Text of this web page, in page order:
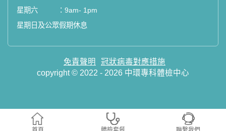
星期六
： 9am- 1pm
星期日及公眾假期休息
免責聲明
冠狀病毒對應措施
copyright © 2022 - 2026 中環專科體檢中心